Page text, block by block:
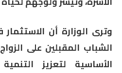
وترى الوزارة أن
الشباب المقبلين على
الأساسية لتعزيز